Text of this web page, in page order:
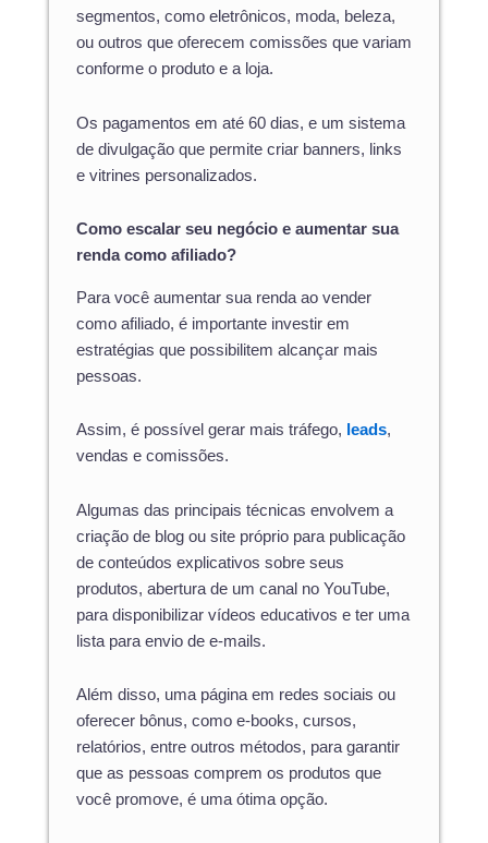
segmentos, como eletrônicos, moda, beleza,
ou outros que oferecem comissões que variam
conforme o produto e a loja.
Os pagamentos em até 60 dias, e um sistema
de divulgação que permite criar banners, links
e vitrines personalizados.
Como escalar seu negócio e aumentar sua
renda como afiliado?
Para você aumentar sua renda ao vender
como afiliado, é importante investir em
estratégias que possibilitem alcançar mais
pessoas.
Assim, é possível gerar mais tráfego, leads,
vendas e comissões.
Algumas das principais técnicas envolvem a
criação de blog ou site próprio para publicação
de conteúdos explicativos sobre seus
produtos, abertura de um canal no YouTube,
para disponibilizar vídeos educativos e ter uma
lista para envio de e-mails.
Além disso, uma página em redes sociais ou
oferecer bônus, como e-books, cursos,
relatórios, entre outros métodos, para garantir
que as pessoas comprem os produtos que
você promove, é uma ótima opção.